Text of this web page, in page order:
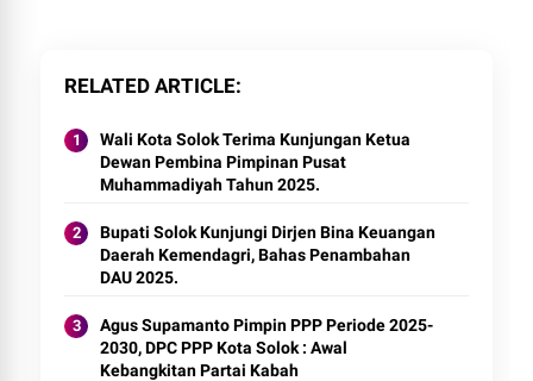
RELATED ARTICLE
Wali Kota Solok Terima Kunjungan Ketua
Dewan Pembina Pimpinan Pusat
Muhammadiyah Tahun 2025.
Bupati Solok Kunjungi Dirjen Bina Keuangan
Daerah Kemendagri, Bahas Penambahan
DAU 2025.
Agus Supamanto Pimpin PPP Periode 2025-
2030, DPC PPP Kota Solok : Awal
Kebangkitan Partai Kabah